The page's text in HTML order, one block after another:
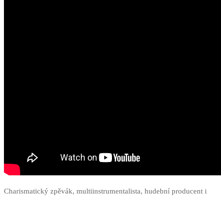
Charismatický zpěvák, multiinstrumentalista, hudební producent i